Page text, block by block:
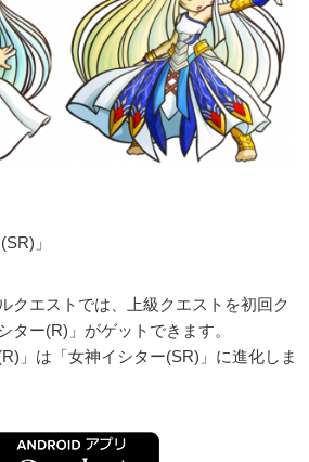
」
クエストでは、上級クエストを初回ク
ター(R)」がゲットできます。
」は「女神イシター(SR)」に進化しま